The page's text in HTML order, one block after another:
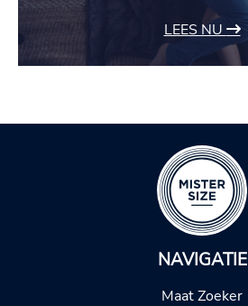
LEES NU
NAVIGATIE
Maat Zoeker